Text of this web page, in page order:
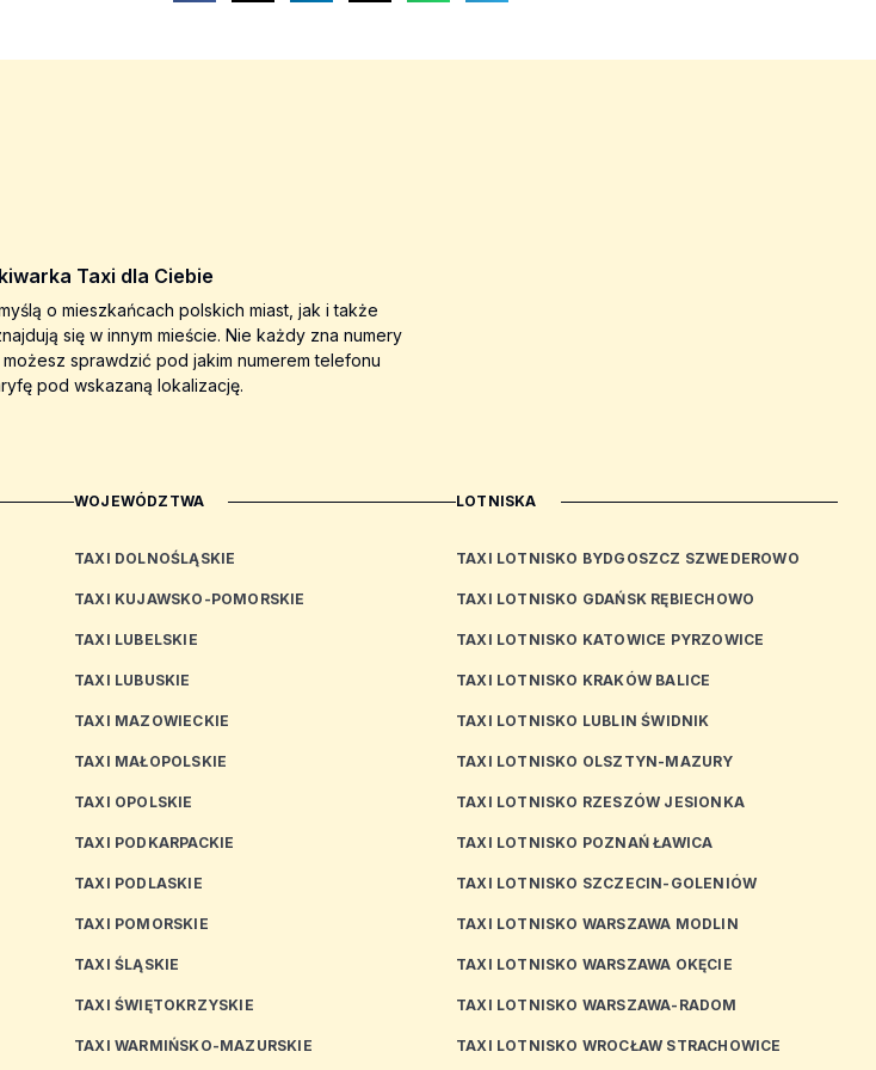
Taxi dla Ciebie
o mieszkańcach polskich miast, jak i także
się w innym mieście. Nie każdy zna numery
sprawdzić pod jakim numerem telefonu
pod wskazaną lokalizację.
WOJEWÓDZTWA
TAXI DOLNOŚLĄSKIE
TAXI KUJAWSKO-POMORSKIE
TAXI LUBELSKIE
TAXI LUBUSKIE
TAXI MAZOWIECKIE
TAXI MAŁOPOLSKIE
TAXI OPOLSKIE
TAXI PODKARPACKIE
TAXI PODLASKIE
TAXI POMORSKIE
TAXI ŚLĄSKIE
TAXI ŚWIĘTOKRZYSKIE
TAXI WARMIŃSKO-MAZURSKIE
LOTNISKA
TAXI LOTNISKO BYDGOSZCZ SZWEDEROWO
TAXI LOTNISKO GDAŃSK RĘBIECHOWO
TAXI LOTNISKO KATOWICE PYRZOWICE
TAXI LOTNISKO KRAKÓW BALICE
TAXI LOTNISKO LUBLIN ŚWIDNIK
TAXI LOTNISKO OLSZTYN-MAZURY
TAXI LOTNISKO RZESZÓW JESIONKA
TAXI LOTNISKO POZNAŃ ŁAWICA
TAXI LOTNISKO SZCZECIN-GOLENIÓW
TAXI LOTNISKO WARSZAWA MODLIN
TAXI LOTNISKO WARSZAWA OKĘCIE
TAXI LOTNISKO WARSZAWA-RADOM
TAXI LOTNISKO WROCŁAW STRACHOWICE